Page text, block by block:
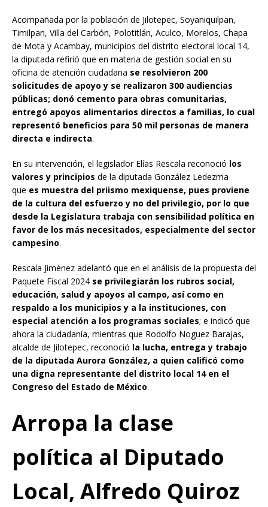
Acompañada por la población de Jilotepec, Soyaniquilpan,
Timilpan, Villa del Carbón, Polotitlán, Aculco, Morelos, Chapa
de Mota y Acambay, municipios del distrito electoral local 14,
la diputada refirió que en materia de gestión social en su
oficina de atención ciudadana se resolvieron 200
solicitudes de apoyo y se realizaron 300 audiencias
públicas; donó cemento para obras comunitarias,
entregó apoyos alimentarios directos a familias, lo cual
representó beneficios para 50 mil personas de manera
directa e indirecta.
En su intervención, el legislador Elías Rescala reconoció los
valores y principios de la diputada González Ledezma
que es muestra del priismo mexiquense, pues proviene
de la cultura del esfuerzo y no del privilegio, por lo que
desde la Legislatura trabaja con sensibilidad política en
favor de los más necesitados, especialmente del sector
campesino.
Rescala Jiménez adelantó que en el análisis de la propuesta del
Paquete Fiscal 2024 se privilegiarán los rubros social,
educación, salud y apoyos al campo, así como en
respaldo a los municipios y a la instituciones, con
especial atención a los programas sociales; e indicó que
ahora la ciudadanía, mientras que Rodolfo Noguez Barajas,
alcalde de Jilotepec, reconoció la lucha, entrega y trabajo
de la diputada Aurora González, a quien calificó como
una digna representante del distrito local 14 en el
Congreso del Estado de México.
Arropa la clase
política al Diputado
Local, Alfredo Quiroz